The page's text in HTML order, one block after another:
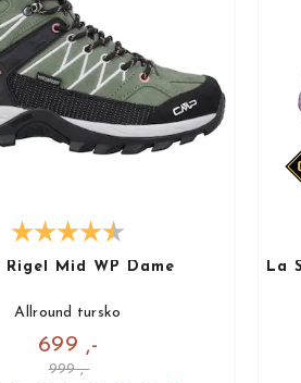
Rigel Mid WP Dame
Allround tursko
699 ,-
999 ,-
La